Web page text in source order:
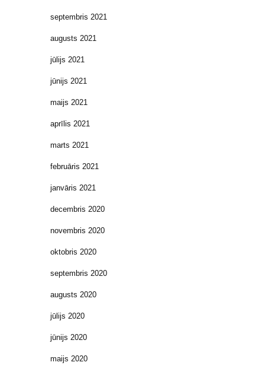
septembris 2021
augusts 2021
jūlijs 2021
jūnijs 2021
maijs 2021
aprīlis 2021
marts 2021
februāris 2021
janvāris 2021
decembris 2020
novembris 2020
oktobris 2020
septembris 2020
augusts 2020
jūlijs 2020
jūnijs 2020
maijs 2020